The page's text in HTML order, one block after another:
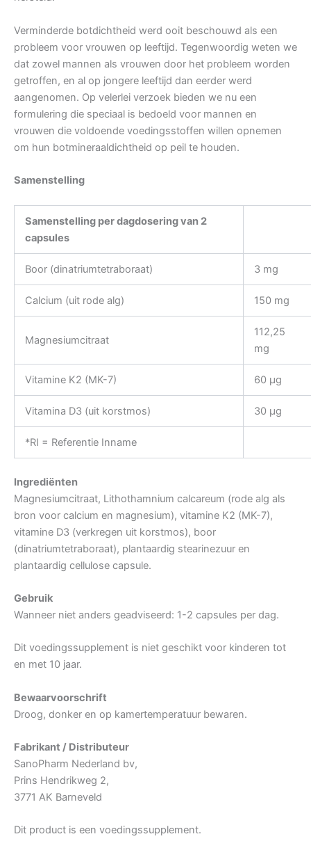
Verminderde botdichtheid werd ooit beschouwd als een
probleem voor vrouwen op leeftijd. Tegenwoordig weten we
dat zowel mannen als vrouwen door het probleem worden
getroffen, en al op jongere leeftijd dan eerder werd
aangenomen. Op velerlei verzoek bieden we nu een
formulering die speciaal is bedoeld voor mannen en
vrouwen die voldoende voedingsstoffen willen opnemen
om hun botmineraaldichtheid op peil te houden.
Samenstelling
Samenstelling per dagdosering van 2
capsules
Boor (dinatriumtetraboraat) 3 mg
Calcium (uit rode alg) 150 mg
Magnesiumcitraat
112,25
mg
Vitamine K2 (MK-7) 60 µg
Vitamina D3 (uit korstmos) 30 µg
*RI = Referentie Inname
Ingrediënten
Magnesiumcitraat, Lithothamnium calcareum (rode alg als
bron voor calcium en magnesium), vitamine K2 (MK-7),
vitamine D3 (verkregen uit korstmos), boor
(dinatriumtetraboraat), plantaardig stearinezuur en
plantaardig cellulose capsule.
Gebruik
Wanneer niet anders geadviseerd: 1-2 capsules per dag.
Dit voedingssupplement is niet geschikt voor kinderen tot
en met 10 jaar.
Bewaarvoorschrift
Droog, donker en op kamertemperatuur bewaren.
Fabrikant / Distributeur
SanoPharm Nederland bv,
Prins Hendrikweg 2,
3771 AK Barneveld
Dit product is een voedingssupplement.